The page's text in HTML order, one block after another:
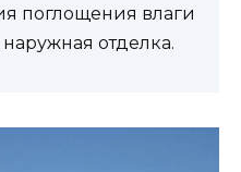
поглощения влаги
отделка.